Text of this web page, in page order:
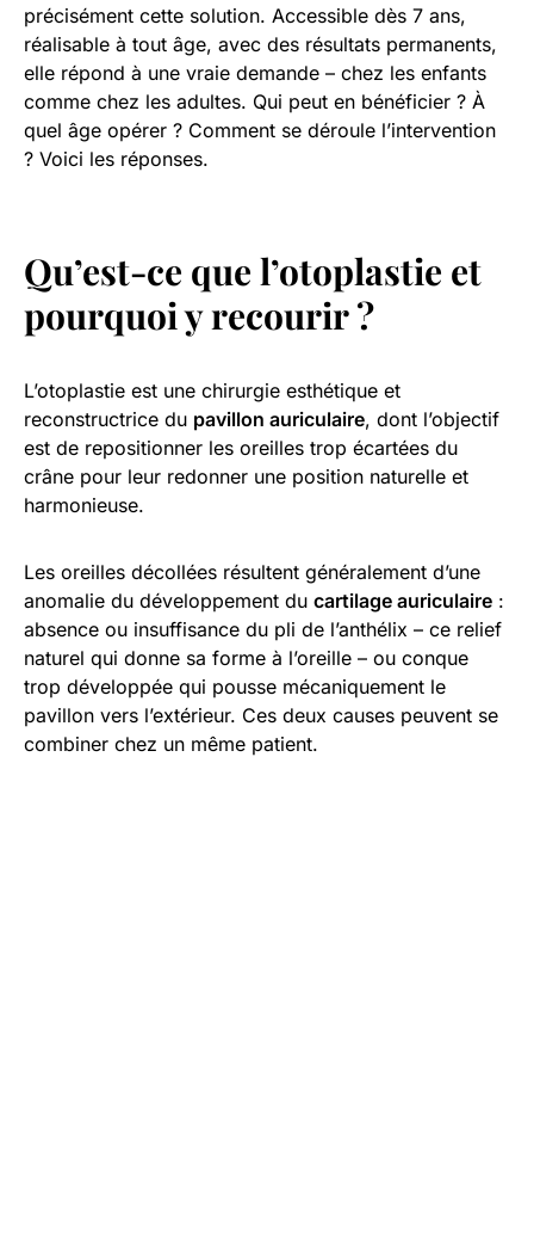
précisément cette solution. Accessible dès 7 ans,
réalisable à tout âge, avec des résultats permanents,
elle répond à une vraie demande – chez les enfants
comme chez les adultes. Qui peut en bénéficier ? À
quel âge opérer ? Comment se déroule l’intervention
? Voici les réponses.
Qu’est-ce que l’otoplastie et
pourquoi y recourir ?
L’otoplastie est une chirurgie esthétique et
reconstructrice du pavillon auriculaire, dont l’objectif
est de repositionner les oreilles trop écartées du
crâne pour leur redonner une position naturelle et
harmonieuse.
Les oreilles décollées résultent généralement d’une
anomalie du développement du cartilage auriculaire :
absence ou insuffisance du pli de l’anthélix – ce relief
naturel qui donne sa forme à l’oreille – ou conque
trop développée qui pousse mécaniquement le
pavillon vers l’extérieur. Ces deux causes peuvent se
combiner chez un même patient.